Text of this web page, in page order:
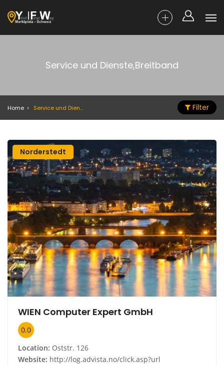
Service und Dienste,Breitband
Home Service und Dienste,Breitband Filter
Norderstedt
WIEN Computer Expert GmbH
0.0
Location: Oststr. 126
Website: http://log.advista.no/click.asp?url